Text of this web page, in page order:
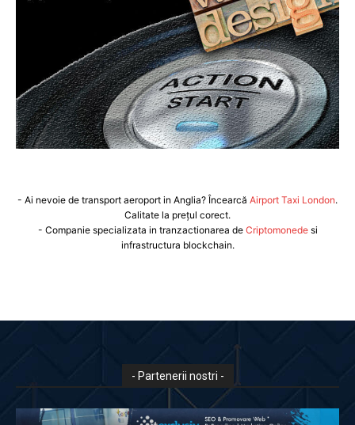
- Ai nevoie de transport aeroport in Anglia? Încearcă Airport Taxi London.
Calitate la prețul corect.
- Companie specializata in tranzactionarea de Criptomonedesi
infrastructura blockchain.
- Partenerii nostri -